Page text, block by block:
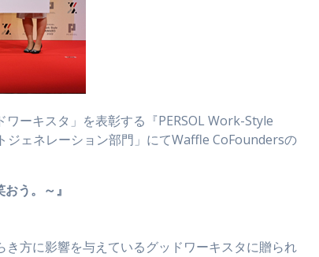
ーキスタ」を表彰する『PERSOL Work-Style
ジェネレーション部門」にてWaffle CoFoundersの
う。～』
方に影響を与えているグッドワーキスタに贈られ